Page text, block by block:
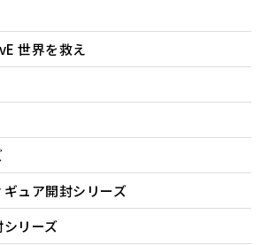
世界を救え
ュア開封シリーズ
リーズ